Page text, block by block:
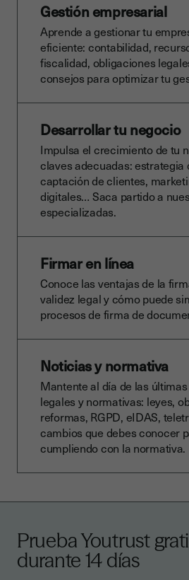
Gestión empresarial
Aprende a gestionar tu
eficiente: contabilidad,
fiscalidad, obligaciones
consejos para optimizar tu
Desarrollar tu negocio
Impulsa el crecimiento de tu
claves adecuadas: estrategia
captación de clientes,
digitales… Saca partido a
especializadas.
Firmar en línea
Conoce las ventajas de la
validez legal y cómo puede
procesos de firma de
Noticias y normativa
Mantente al día de las
legales y normativas: leyes,
reformas, RGPD, eIDAS,
cambios que debes conocer
cumpliendo con la normativa.
Prueba Youtrust
durante 14 días